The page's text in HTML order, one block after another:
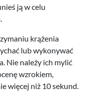
ją w celu
krąże­nia
lub wykony­wać
Nie należy ich mylić
wzrok­iem,
więcej niż 10sekund.